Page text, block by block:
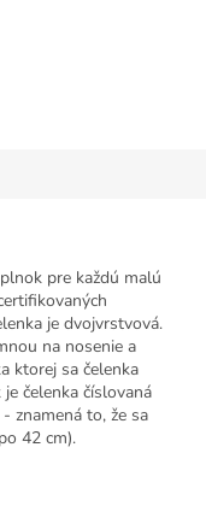
pre každú malú
je dvojvrstvová.
na nosenie a
ktorej sa čelenka
čelenka číslovaná
znamená to, že sa
42 cm).